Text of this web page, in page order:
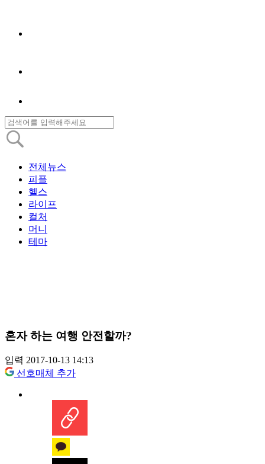
전체뉴스
피플
헬스
라이프
컬처
머니
테마
혼자 하는 여행 안전할까?
입력 2017-10-13 14:13
선호매체 추가